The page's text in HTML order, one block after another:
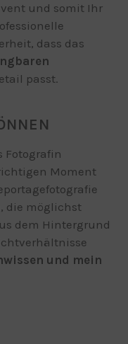
und somit Ihr
dass das
passt.
Fotografin
Moment
die möglichst
dem Hintergrund
und mein